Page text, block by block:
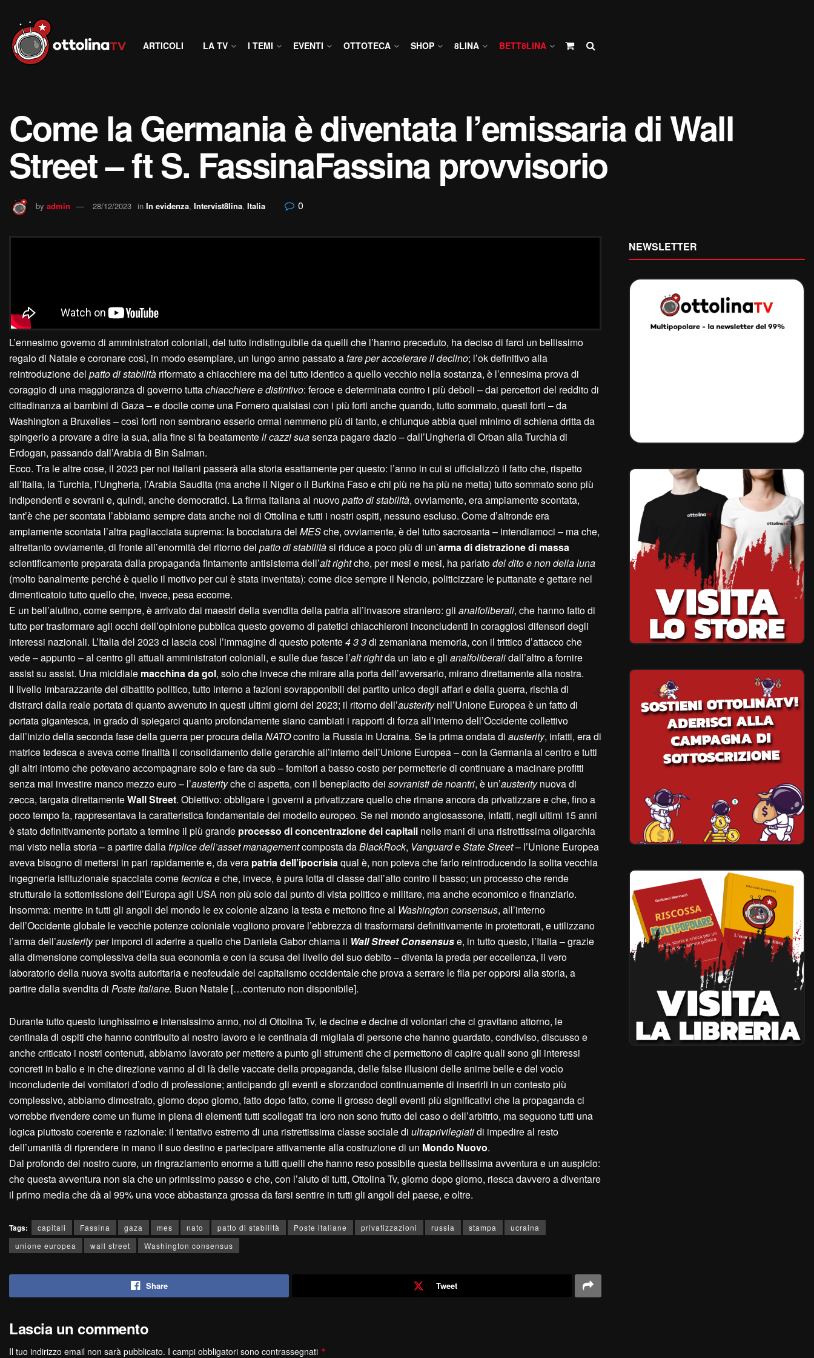
ARTICOLI LA TV I TEMI EVENTI OTTOTECA SHOP 8LINA BETT8LINA
Come la Germania è diventata l’emissaria di Wall
Street – ft S. FassinaFassina provvisorio
by admin 28/12/2023 in In evidenza, Intervist8lina, Italia 0
L’ennesimo governo di amministratori coloniali, del tutto indistinguibile da quelli che l’hanno preceduto, ha deciso di farci un bellissimo
regalo di Natale e coronare così, in modo esemplare, un lungo anno passato afare per accelerare il declino; l’ok definitivo alla
reintroduzione del patto di stabilità riformato a chiacchiere ma del tutto identico a quello vecchio nella sostanza, è l’ennesima prova di
coraggio di una maggioranza di governo tuttachiacchiere e distintivo: feroce e determinata contro i più deboli – dai percettori del reddito di
cittadinanza ai bambini di Gaza – e docile come una Fornero qualsiasi con i più forti anche quando, tutto sommato, questi forti – da
Washington a Bruxelles – così forti non sembrano esserlo ormai nemmeno più di tanto, e chiunque abbia quel minimo di schiena dritta da
spingerlo a provare a dire la sua, alla fine si fa beatamenteli cazzi suasenza pagare dazio – dall’Ungheria di Orban alla Turchia di
Erdogan, passando dall’Arabia di Bin Salman.
Ecco. Tra le altre cose, il 2023 per noi italiani passerà alla storia esattamente per questo: l’anno in cui si ufficializzò il fatto che, rispetto
all’Italia, la Turchia, l’Ungheria, l’Arabia Saudita (ma anche il Niger o il Burkina Faso e chi più ne ha più ne metta) tutto sommato sono più
indipendenti e sovrani e, quindi, anche democratici. La firma italiana al nuovopatto di stabilità, ovviamente, era ampiamente scontata,
tant’è che per scontata l’abbiamo sempre data anche noi di Ottolina e tutti i nostri ospiti, nessuno escluso. Come d’altronde era
ampiamente scontata l’altra pagliacciata suprema: la bocciatura del MESche, ovviamente, è del tutto sacrosanta – intendiamoci – ma che,
altrettanto ovviamente, di fronte all’enormità del ritorno del patto di stabilitàsi riduce a poco più di un’arma di distrazione di massa
scientificamente preparata dalla propaganda fintamente antisistema dell’alt rightche, per mesi e mesi, ha parlatodel dito e non della luna
(molto banalmente perché è quello il motivo per cui è stata inventata): come dice sempre il Nencio, politicizzare le puttanate e gettare nel
dimenticatoio tutto quello che, invece, pesa eccome.
E un bell’aiutino, come sempre, è arrivato dai maestri della svendita della patria all’invasore straniero: gli analfoliberali, che hanno fatto di
tutto per trasformare agli occhi dell’opinione pubblica questo governo di patetici chiacchieroni inconcludenti in coraggiosi difensori degli
interessi nazionali. L’Italia del 2023 ci lascia così l’immagine di questo potente4 3 3di zemaniana memoria, con il trittico d’attacco che
vede – appunto – al centro gli attuali amministratori coloniali, e sulle due fasce l’alt rightda un lato e gli analfoliberalidall’altro a fornire
assist su assist. Una micidiale macchina da gol, solo che invece che mirare alla porta dell’avversario, mirano direttamente alla nostra.
Il livello imbarazzante del dibattito politico, tutto interno a fazioni sovrapponibili del partito unico degli affari e della guerra, rischia di
distrarci dalla reale portata di quanto avvenuto in questi ultimi giorni del 2023; il ritorno dell’austeritynell’Unione Europea è un fatto di
portata gigantesca, in grado di spiegarci quanto profondamente siano cambiati i rapporti di forza all’interno dell’Occidente collettivo
dall’inizio della seconda fase della guerra per procura dellaNATOcontro la Russia in Ucraina. Se la prima ondata di austerity, infatti, era di
matrice tedesca e aveva come finalità il consolidamento delle gerarchie all’interno dell’Unione Europea – con la Germania al centro e tutti
gli altri intorno che potevano accompagnare solo e fare da sub – fornitori a basso costo per permetterle di continuare a macinare profitti
senza mai investire manco mezzo euro – l’austerityche ci aspetta, con il beneplacito dei sovranisti de noantri, è un’austeritynuova di
zecca, targata direttamenteWallStreet. Obiettivo: obbligare i governi a privatizzare quello che rimane ancora da privatizzare e che, fino a
poco tempo fa, rappresentava la caratteristica fondamentale del modello europeo. Se nel mondo anglosassone, infatti, negli ultimi 15 anni
è stato definitivamente portato a termine il più grande processo di concentrazione dei capitali nelle mani di una ristrettissima oligarchia
mai visto nella storia – a partire dallatriplice dell’asset managementcomposta daBlackRock, VanguardeStateStreet– l’Unione Europea
aveva bisogno di mettersi in pari rapidamente e, da vera patria dell’ipocrisiaqual è, non poteva che farlo reintroducendo la solita vecchia
ingegneria istituzionale spacciata cometecnicae che, invece, è pura lotta di classe dall’alto contro il basso; un processo che rende
strutturale la sottomissione dell’Europa agli USA non più solo dal punto di vista politico e militare, ma anche economico e finanziario.
Insomma: mentre in tutti gli angoli del mondo le ex colonie alzano la testa e mettono fine al Washington consensus, all’interno
dell’Occidente globale le vecchie potenze coloniale vogliono provare l’ebbrezza di trasformarsi definitivamente in protettorati, e utilizzano
l’arma dell’austerityper imporci di aderire a quello che Daniela Gabor chiama il Wall Street Consensuse, in tutto questo, l’Italia – grazie
alla dimensione complessiva della sua economia e con la scusa del livello del suo debito – diventa la preda per eccellenza, il vero
laboratorio della nuova svolta autoritaria e neofeudale del capitalismo occidentale che prova a serrare le fila per opporsi alla storia, a
partire dalla svendita di Poste Italiane. Buon Natale […contenuto non disponibile].
Durante tutto questo lunghissimo e intensissimo anno, noi di Ottolina Tv, le decine e decine di volontari che ci gravitano attorno, le
centinaia di ospiti che hanno contribuito al nostro lavoro e le centinaia di migliaia di persone che hanno guardato, condiviso, discusso e
anche criticato i nostri contenuti, abbiamo lavorato per mettere a punto gli strumenti che ci permettono di capire quali sono gli interessi
concreti in ballo e in che direzione vanno al di là delle vaccate della propaganda, delle false illusioni delle anime belle e del vocìo
inconcludente dei vomitatori d’odio di professione; anticipando gli eventi e sforzandoci continuamente di inserirli in un contesto più
complessivo, abbiamo dimostrato, giorno dopo giorno, fatto dopo fatto, come il grosso degli eventi più significativi che la propaganda ci
vorrebbe rivendere come un fiume in piena di elementi tutti scollegati tra loro non sono frutto del caso o dell’arbitrio, ma seguono tutti una
logica piuttosto coerente e razionale: il tentativo estremo di una ristrettissima classe sociale di ultraprivilegiatidi impedire al resto
dell’umanità di riprendere in mano il suo destino e partecipare attivamente alla costruzione di un Mondo Nuovo.
Dal profondo del nostro cuore, un ringraziamento enorme a tutti quelli che hanno reso possibile questa bellissima avventura e un auspicio:
che questa avventura non sia che un primissimo passo e che, con l’aiuto di tutti, Ottolina Tv, giorno dopo giorno, riesca davvero a diventare
il primo media che dà al 99% una voce abbastanza grossa da farsi sentire in tutti gli angoli del paese, e oltre.
Tags: capitali Fassina gaza mes nato patto di stabilità Poste italiane privatizzazioni russia stampa
ucraina
unione europea
wall street Washington consensus
Share Tweet
Lascia un commento
Il tuo indirizzo email non sarà pubblicato. I campi obbligatori sono contrassegnati *
NEWSLETTER